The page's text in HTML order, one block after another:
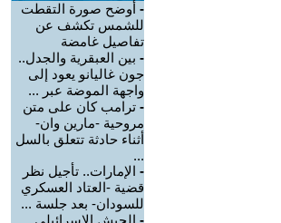
- أوضح صورة التقطت
للشمس تكشف عن
تفاصيل غامضة
- بين العبقرية والجدل..
جون غاليانو يعود إلى
واجهة الموضة عبر ...
- ترامب كان على متن
مروحية -مارين وان-
أثناء حادثة تتعلق بالسل
...
- الإمارات.. تأجيل نظر
قضية -العتاد العسكري
للسودان- بعد جلسة ...
- الجيش الإسرائيلي